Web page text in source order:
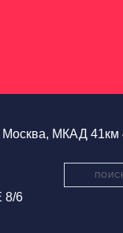
Москва, МКАД 41км
8/6